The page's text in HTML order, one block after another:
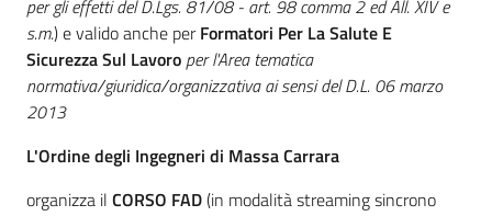
per gli effetti del D.Lgs. 81/08 - art. 98 comma 2 ed All. XIV e
s.m.) e valido anche perFormatori Per La Salute E
Sicurezza Sul Lavoro per l'Area tematica
normativa/giuridica/organizzativa ai sensi del D.L. 06 marzo
2013
L'Ordine degli Ingegneri di Massa Carrara
organizza il CORSO FAD(in modalità streaming sincrono